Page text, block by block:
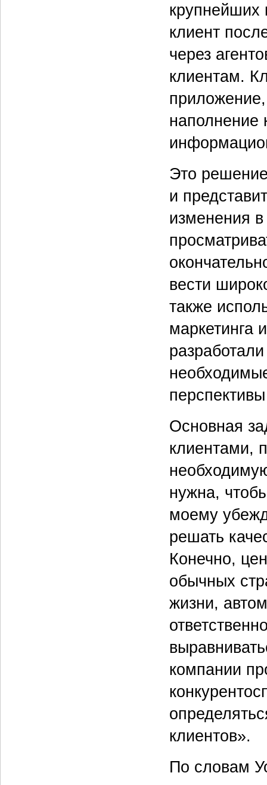
крупнейших
клиент
через
клиентам.
наполнение
Это
и
изменения
вести
также
маркетинга
Основная
клиентами,
нужна,
моему
решать
Конечно,
обычных
жизни,
компании
клиентов».
По словам